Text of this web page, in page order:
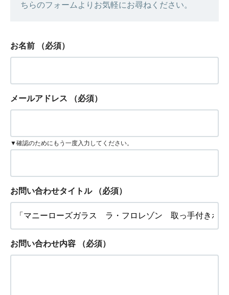
ちらのフォームよりお気軽にお尋ねください。
お名前 （必須）
メールアドレス （必須）
▼確認のためにもう一度入力してください。
お問い合わせタイトル （必須）
お問い合わせ内容 （必須）